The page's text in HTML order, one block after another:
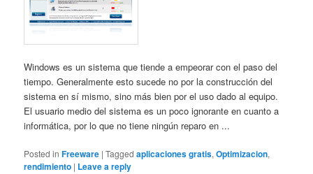
Windows es un sistema que tiende a empeorar con el paso del
tiempo. Generalmente esto sucede no por la construcción del
sistema en sí mismo, sino más bien por el uso dado al equipo.
El usuario medio del sistema es un poco ignorante en cuanto a
informática, por lo que no tiene ningún reparo en ...
Posted in Freeware |Tagged aplicaciones gratis,Optimizacion,
rendimiento | Leave a reply